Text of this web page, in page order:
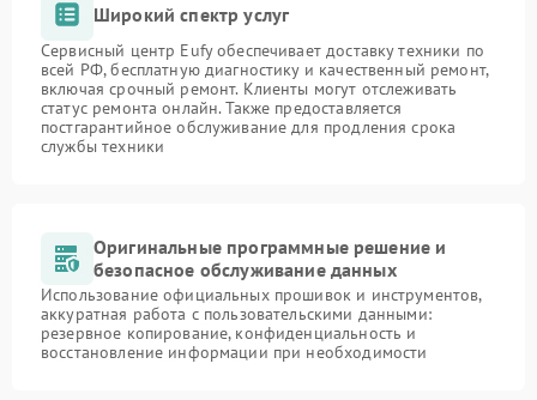
Широкий спектр услуг
Сервисный центр Eufy обеспечивает доставку техники по
всей РФ, бесплатную диагностику и качественный ремонт,
включая срочный ремонт. Клиенты могут отслеживать
статус ремонта онлайн. Также предоставляется
постгарантийное обслуживание для продления срока
службы техники
Оригинальные программные решение и
безопасное обслуживание данных
Использование официальных прошивок и инструментов,
аккуратная работа с пользовательскими данными:
резервное копирование, конфиденциальность и
восстановление информации при необходимости